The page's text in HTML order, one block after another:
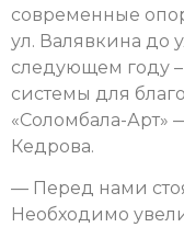
современные
ул. Валявкина до
следующем году
системы для
«Соломбала-Арт»
Кедрова.
— Перед нами
Необходимо